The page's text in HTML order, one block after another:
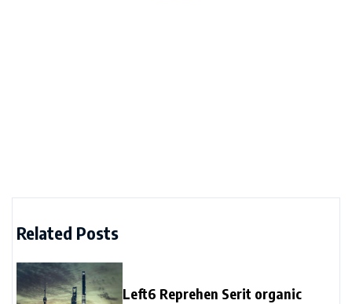
Related Posts
Left6 Reprehen Serit organic